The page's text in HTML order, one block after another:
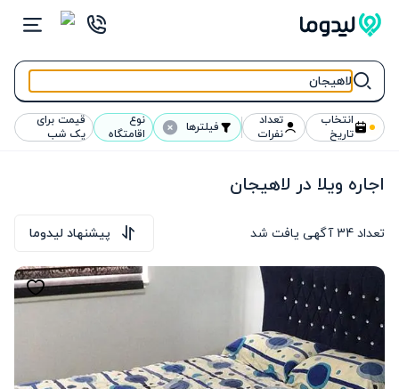
انتخاب
تاریخ
تعداد
نفرات فیلترها نوع
اقامتگاه
قیمت برای
یک شب
اجاره ویلا در لاهیجان
تعداد34آگهی یافت شد پیشنهاد لیدوما